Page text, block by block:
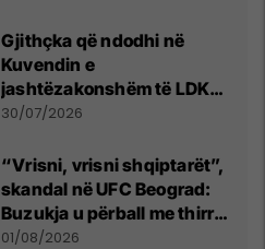
Gjithçka që ndodhi në
Kuvendin e
jashtëzakonshëm të LDK-
së
30/07/2026
“Vrisni, vrisni shqiptarët”,
skandal në UFC Beograd:
Buzukja u përball me thirrje
anti-shqiptare nga
01/08/2026